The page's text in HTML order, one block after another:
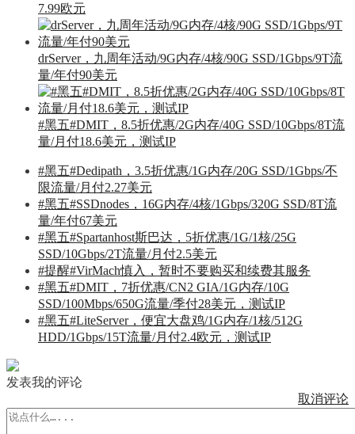
7.99欧元
drServer，九周年活动/9G内存/4核/90G SSD/1Gbps/9T流
量/年付90美元
#黑五#DMIT，8.5折优惠/2G内存/40G SSD/10Gbps/8T流
量/月付18.6美元，测试IP
#黑五#Dedipath，3.5折优惠/1G内存/20G SSD/1Gbps/不
限流量/月付2.27美元
#黑五#SSDnodes，16G内存/4核/1Gbps/320G SSD/8T流
量/年付67美元
#黑五#Spartanhost斯巴达，5折优惠/1G/1核/25G
SSD/10Gbps/2T流量/月付2.5美元
#提醒#VirMach慎入，暂时不要购买和续费其服务
#黑五#DMIT，7折优惠/CN2 GIA/1G内存/10G
SSD/100Mbps/650G流量/季付28美元，测试IP
#黑五#LiteServer，便宜大盘鸡/1G内存/1核/512G
HDD/1Gbps/15T流量/月付2.4欧元，测试IP
发表我的评论
取消评论